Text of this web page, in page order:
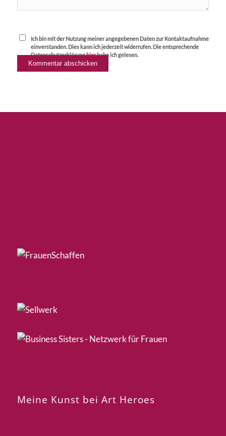
Ich bin mit der Nutzung meiner angegebenen Daten zur Kontaktaufnahme
einverstanden. Dies kann ich jederzeit widerrufen. Die entsprechende
Datenschutzerklärunghierhabe ich gelesen.
Meine Kunst bei Art Heroes